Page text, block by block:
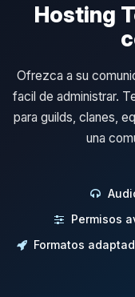
Hosting
Ofrezca a su
facil de administrar.
para guilds, clanes,
una
Permisos
Formatos